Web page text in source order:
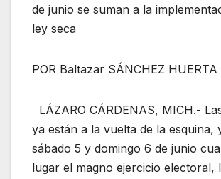
de junio se suman a la
ley seca
POR Baltazar SÁNCHEZ
LÁZARO CÁRDENAS, MICH.-
ya están a la vuelta de la esquina,
sábado 5 y domingo 6 de junio
lugar el magno ejercicio electoral,